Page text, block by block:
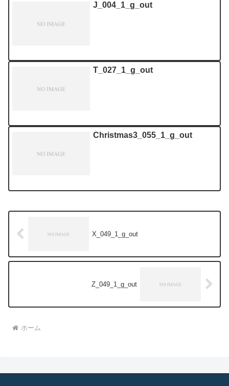
J_004_1_g_out
T_027_1_g_out
Christmas3_055_1_g_out
X_049_1_g_out
Z_049_1_g_out
ホーム